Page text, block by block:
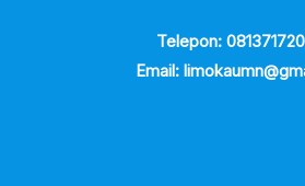
Telepon:
Email: